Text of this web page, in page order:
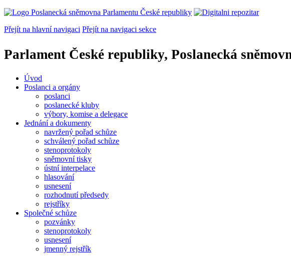
Přejít na hlavní navigaci Přejít na navigaci sekce
Parlament České republiky, Poslanecká
Úvod
Poslanci a orgány
poslanci
poslanecké kluby
výbory, komise a delegace
Jednání a dokumenty
navržený pořad schůze
schválený pořad schůze
stenoprotokoly
sněmovní tisky
ústní interpelace
hlasování
usnesení
rozhodnutí předsedy
rejstříky
Společné schůze
pozvánky
stenoprotokoly
usnesení
jmenný rejstřík